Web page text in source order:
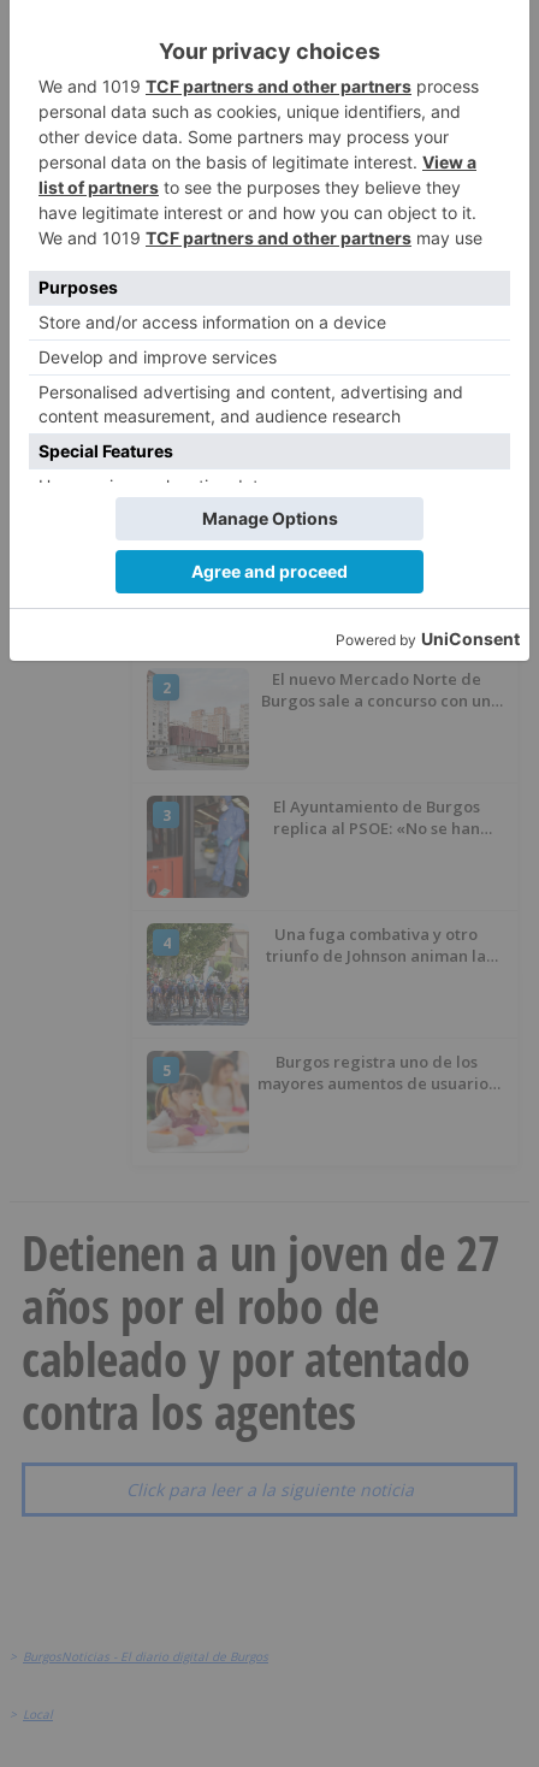
3
Santiago Lencina, nuevo
refuerzo del Burgos CF para la
temporada 2026/27
4
El Burgos CF anuncia que Álex
Lizancos ha sido operado con
éxito del menisco de su rodilla
izquierda
5
Detenidas tres personas en
Quintanar de la Sierra con
hachís, cocaína y marihuana
ocultos en su vehículo
LO ÚLTIMO
Fallece un ciclista en Burgos tras
avisar otro conductor que se
había caído de la bicicleta
2
El nuevo Mercado Norte de
Burgos sale a concurso con un
3
El Ayuntamiento de Burgos
replica al PSOE: «No se han
4
Una fuga combativa y otro
triunfo de Johnson animan la
5
Burgos registra uno de los
mayores aumentos de usuarios
Detienen a un joven de 27
años por el robo de
cableado y por atentado
contra los agentes
Click para leer a la siguiente noticia
> BurgosNoticias - El diario digital de Burgos
> Local